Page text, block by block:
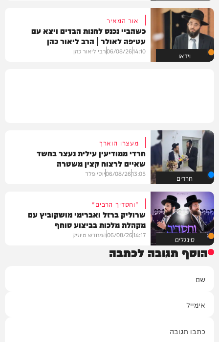
וידאו
אור המאיר
כשהביי נכנס לחנות הבדים ויצא עם
עטיפה לאולר | הרב ליאור כהן
14:10
06/08/26רבי ליאור כהן
חרדים
מעצרו הוארך
חרדי ממודיעין עילית נעצר בחשד
שאיים לרצוח קצין משטרה
13:05
06/08/26יוסי פלד
סינגלים
"וחסדיך הרבים"
שרוליק ברזל ואברימי מושקוביץ עם
מקהלת מלכות בביצוע סוחף
14:17
06/08/26המחדש מיוזיק
הוסף תגובה לכתבה